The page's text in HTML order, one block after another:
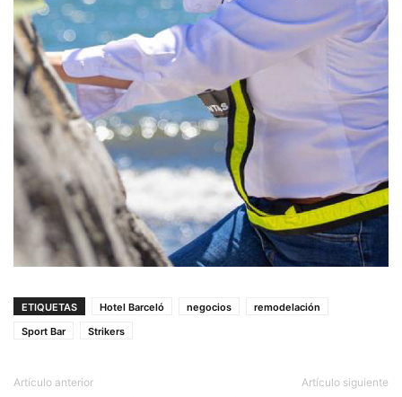
ETIQUETAS Hotel Barceló negocios
remodelación
Sport Bar
Strikers
Artículo anterior Artículo siguiente